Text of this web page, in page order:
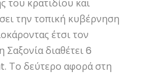
κρατιδίου και
την τοπική κυβέρνηση
έτσι τον
διαθέτει 6
Το δεύτερο αφορά στη